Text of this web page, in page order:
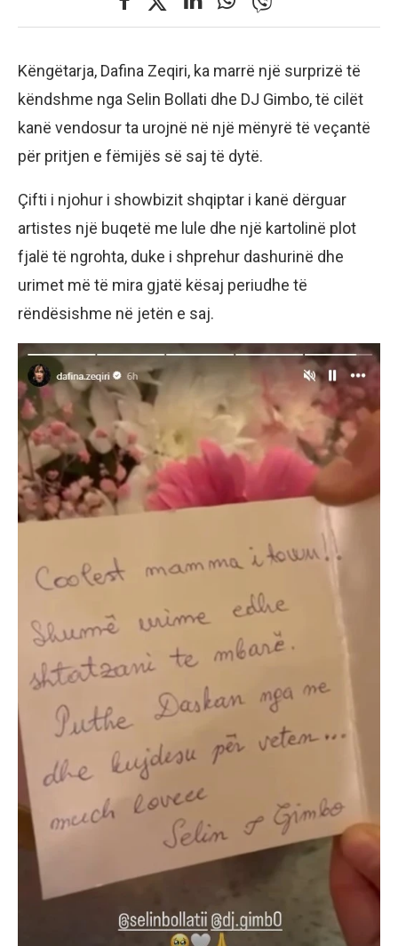
Këngëtarja, Dafina Zeqiri, ka marrë një surprizë të
këndshme nga Selin Bollati dhe DJ Gimbo, të cilët
kanë vendosur ta urojnë në një mënyrë të veçantë
për pritjen e fëmijës së saj të dytë.
Çifti i njohur i showbizit shqiptar i kanë dërguar
artistes një buqetë me lule dhe një kartolinë plot
fjalë të ngrohta, duke i shprehur dashurinë dhe
urimet më të mira gjatë kësaj periudhe të
rëndësishme në jetën e saj.